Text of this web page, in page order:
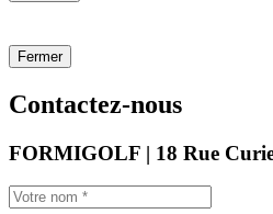
Fermer
Contactez-nous
FORMIGOLF | 18 Rue